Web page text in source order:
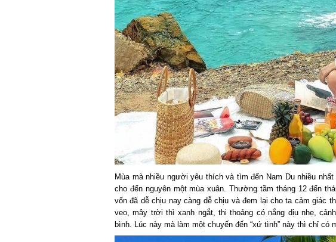
Mùa mà nhiều người yêu thích và tìm đến Nam Du nhiều nhất
cho đến nguyên một mùa xuân. Thường tầm tháng 12 đến
vốn đã dễ chịu nay càng dễ chịu và đem lại cho ta cảm giác
veo, mây trời thì xanh ngắt, thi thoảng có nắng dịu nhẹ,
bình. Lúc này mà làm một chuyến đến “xứ tình” này thì chỉ có